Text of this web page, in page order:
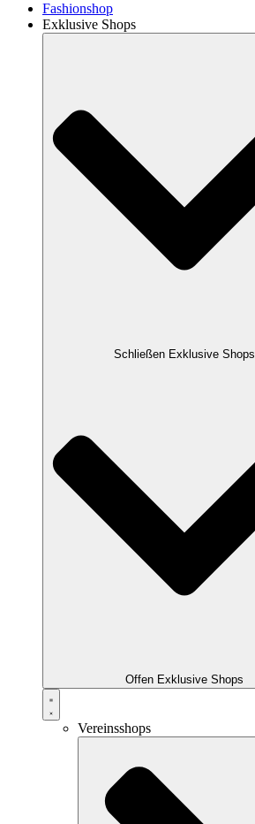
Fashionshop
Exklusive Shops
Schließen Exklusive Shops
Offen Exklusive Shops
Vereinsshops